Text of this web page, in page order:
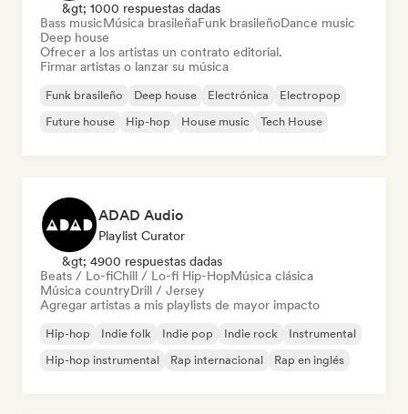
&gt; 1000 respuestas dadas
Bass musicMúsica brasileñaFunk brasileñoDance music
Deep house
Ofrecer a los artistas un contrato editorial.
Firmar artistas o lanzar su música
Funk brasileño Deep house Electrónica
Electropop
Future house
Hip-hop House music Tech House
ADAD Audio
Playlist Curator
&gt; 4900 respuestas dadas
Beats / Lo-fiChill / Lo-fi Hip-HopMúsica clásica
Música countryDrill / Jersey
Agregar artistas a mis playlists de mayor impacto
Hip-hop Indie folk Indie pop Indie rock
Instrumental
Hip-hop instrumental
Rap internacional Rap en inglés